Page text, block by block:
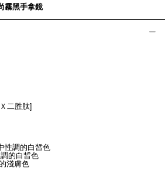
霧黑手拿鏡
二胜肽]
性調的白皙色
的白皙色
淺膚色